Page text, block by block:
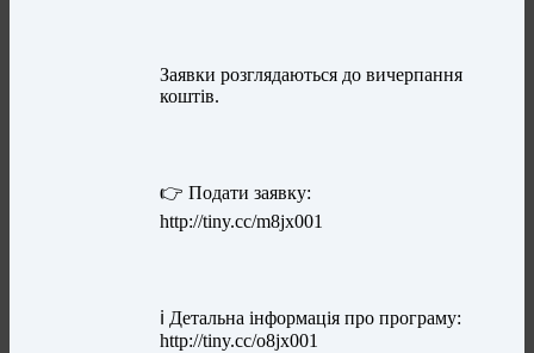
Заявки розглядаються до вичерпання
коштів.
👉 Подати заявку:
http://tiny.cc/m8jx001
ℹ️ Детальна інформація про програму:
http://tiny.cc/o8jx001